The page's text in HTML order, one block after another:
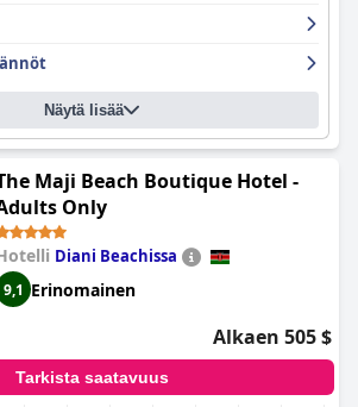
Näytä lisää
Maji Beach Boutique Hotel -
Only
Diani Beachissa
9,1 Erinomainen
Alkaen 505 $
Tarkista saatavuus